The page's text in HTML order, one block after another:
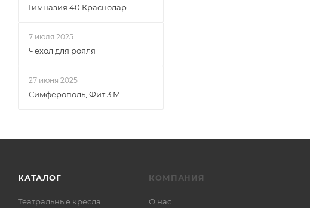
Гимназия 40 Краснодар
7 июля 2025
Чехол для рояля
27 июня 2025
Симферополь, Фит 3 М
КАТАЛОГ
Театральные кресла
КОМПАНИЯ
О нас